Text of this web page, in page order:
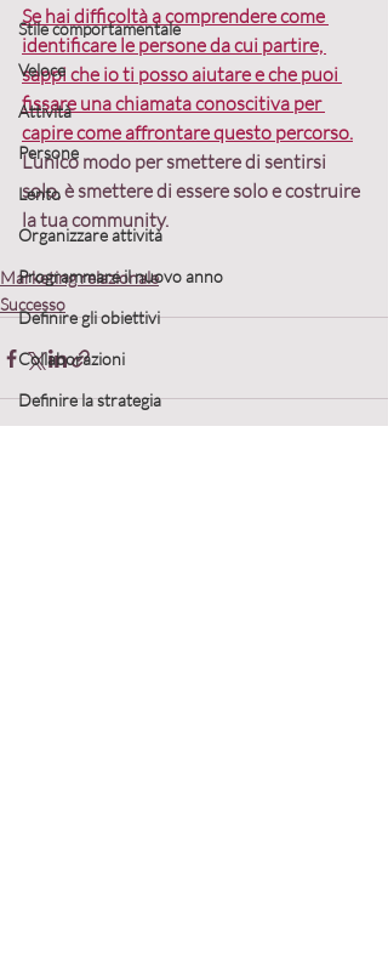
Stile comportamentale
Veloce
Attività
Persone
Lento
Organizzare attività
Programmare il nuovo anno
Definire gli obiettivi
Collaborazioni
Definire la strategia
Se hai difficoltà a comprendere come
identificare le persone da cui partire,
sappi che io ti posso aiutare e che puoi
fissare una chiamata conoscitiva per
capire come affrontare questo percorso.
L’unico modo per smettere di sentirsi
solo, è smettere di essere solo e costruire
la tua community.
Marketing relazionale
Successo